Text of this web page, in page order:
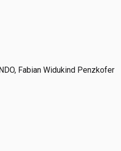
Fabian Widukind Penzkofer